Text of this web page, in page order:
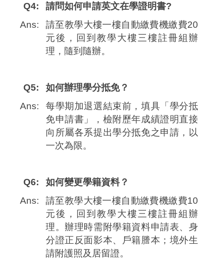
Q4:
請問如何申請英文在學證明書?
Ans:
請至教學大樓一樓自動繳費機繳費20
元後，回到教學大樓三樓註冊組辦
理，隨到隨辦。
Q5:
如何辦理學分抵免？
Ans:
每學期加退選結束前，填具「學分抵
免申請書」，檢附歷年成績證明直接
向所屬各系提出學分抵免之申請，以
一次為限。
Q6:
如何變更學籍資料？
Ans:
請至教學大樓一樓自動繳費機繳費10
元後，回到教學大樓三樓註冊組辦
理。辦理時需附學籍資料申請表、身
分證正反面影本、戶籍謄本；境外生
請附護照及居留證。